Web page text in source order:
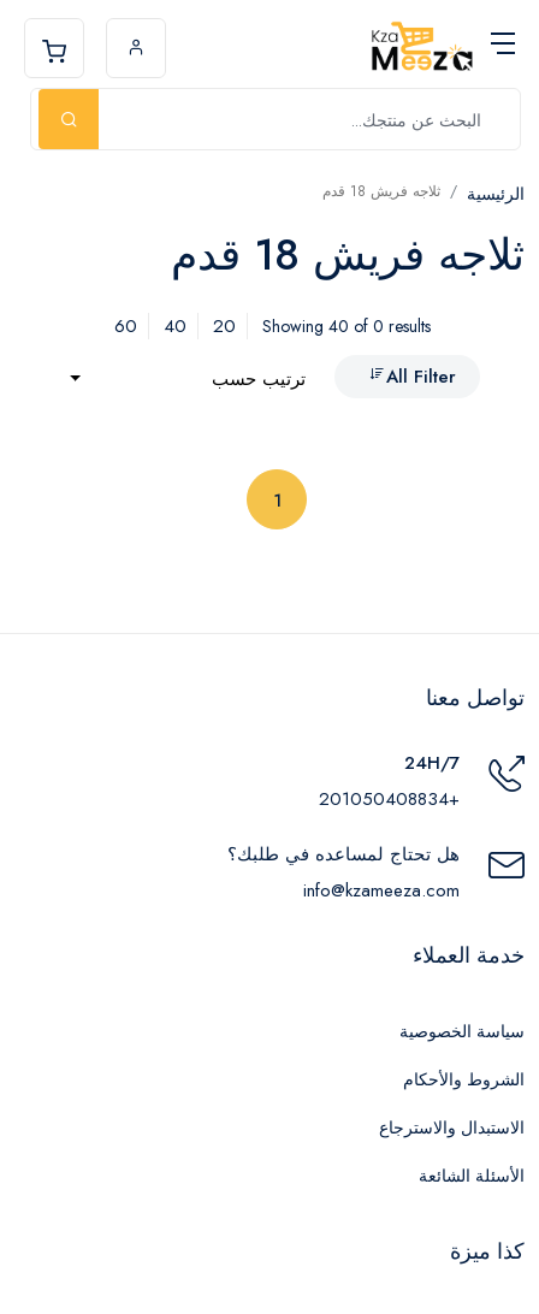
الرئيسية ثلاجه فريش 18 قدم
ثلاجه فريش 18 قدم
Showing 40 of 0 results
20
40
60
All Filter
ترتيب حسب
1
تواصل معنا
24H/7
+201050408834
هل تحتاج لمساعده في طلبك؟
info@kzameeza.com
خدمة العملاء
سياسة الخصوصية
الشروط والأحكام
الاستبدال والاسترجاع
الأسئلة الشائعة
كذا ميزة